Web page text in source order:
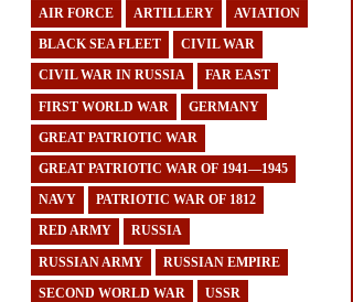
AIR FORCE ARTILLERY AVIATION
BLACK SEA FLEET CIVIL WAR
CIVIL WAR IN RUSSIA FAR EAST
FIRST WORLD WAR GERMANY
GREAT PATRIOTIC WAR
GREAT PATRIOTIC WAR OF 1941—1945
NAVY PATRIOTIC WAR OF 1812
RED ARMY RUSSIA
RUSSIAN ARMY RUSSIAN EMPIRE
SECOND WORLD WAR USSR